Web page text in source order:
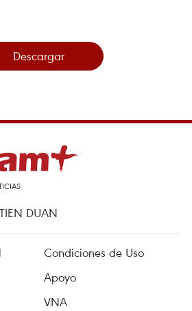
Descargar
DUAN
Condiciones de Uso
Apoyo
VNA